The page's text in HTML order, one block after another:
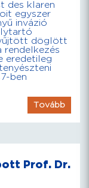
des klaren
egyszer
invázió
döglött
rendelkezés
eredetileg
ben
Tovább
Prof. Dr.